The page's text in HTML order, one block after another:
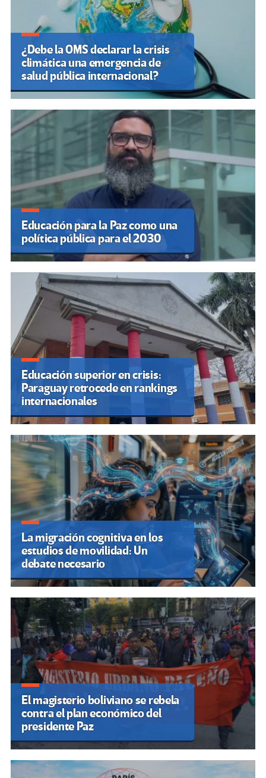
¿Debe la OMS declarar la crisis
climática una emergencia de
salud pública internacional?
Educación para la Paz como una
política pública para el 2030
Educación superior en crisis:
Paraguay retrocede en rankings
internacionales
La migración cognitiva en los
estudios de movilidad: Un
debate necesario
El magisterio boliviano se rebela
contra el plan económico del
presidente Paz